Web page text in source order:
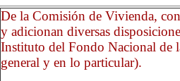
De la Comisión de Vivienda,
y adicionan diversas
Instituto del Fondo Nacional de
general y en lo particular).